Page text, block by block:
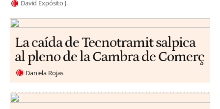
David Expósito J.
La caída de Tecnotramit salpica
al pleno de la Cambra de Comerç
Daniela Rojas